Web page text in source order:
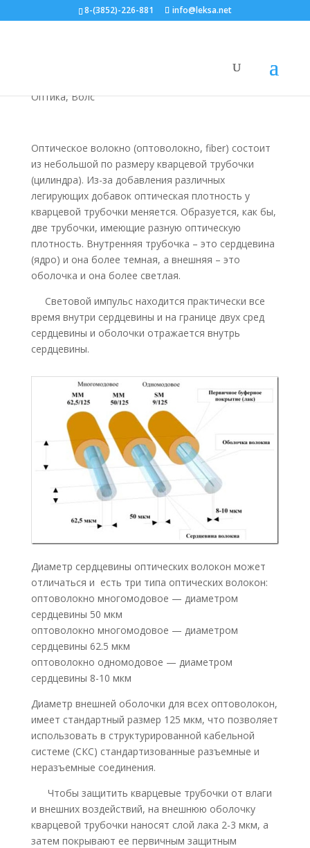
8-(3852)-226-881 info@leksa.net
оптического волокна
Оптика, Волс
Оптическое волокно (оптоволокно, fiber) состоит
из небольшой по размеру кварцевой трубочки
(цилиндра). Из-за добавления различных
легирующих добавок оптическая плотность у
кварцевой трубочки меняется. Образуется, как бы,
две трубочки, имеющие разную оптическую
плотность. Внутренняя трубочка – это сердцевина
(ядро) и она более темная, а внешняя – это
оболочка и она более светлая.
Световой импульс находится практически все
время внутри сердцевины и на границе двух сред
сердцевины и оболочки отражается внутрь
сердцевины.
Диаметр сердцевины оптических волокон может
отличаться и есть три типа оптических волокон:
оптоволокно многомодовое — диаметром
сердцевины 50 мкм
оптоволокно многомодовое — диаметром
сердцевины 62.5 мкм
оптоволокно одномодовое — диаметром
сердцевины 8-10 мкм
Диаметр внешней оболочки для всех оптоволокон,
имеет стандартный размер 125 мкм, что позволяет
использовать в структурированной кабельной
системе (СКС) стандартизованные разъемные и
неразъемные соединения.
Чтобы защитить кварцевые трубочки от влаги
и внешних воздействий, на внешнюю оболочку
кварцевой трубочки наносят слой лака 2-3 мкм, а
затем покрывают ее первичным защитным